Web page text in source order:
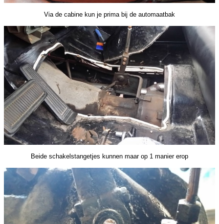
Via de cabine kun je prima bij de automaatbak
Beide schakelstangetjes kunnen maar op 1 manier erop